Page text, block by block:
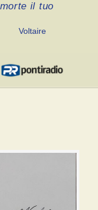
il tuo
Voltaire